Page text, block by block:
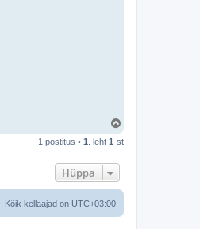
e
1 postitus • 1 . leht 1-st
Hüppa
Kõik kellaajad on UTC+03:00